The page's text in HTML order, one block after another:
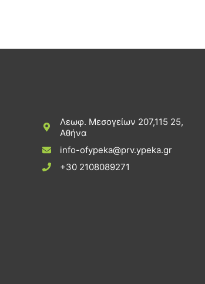
Λεωφ. Μεσογείων 207,115 25,
Αθήνα
info-ofypeka@prv.ypeka.gr
+30 2108089271